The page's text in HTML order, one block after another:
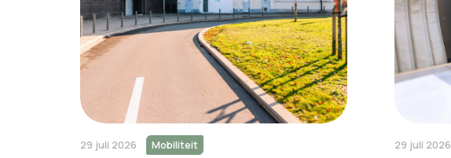
29 juli 2026 Mobiliteit 29 juli 2026